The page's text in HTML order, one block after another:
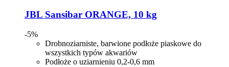
JBL Sansibar ORANGE, 10 kg
-5%
Drobnoziarniste, barwione podłoże piaskowe do
wszystkich typów akwariów
Podłoże o uziarnieniu 0,2-0,6 mm